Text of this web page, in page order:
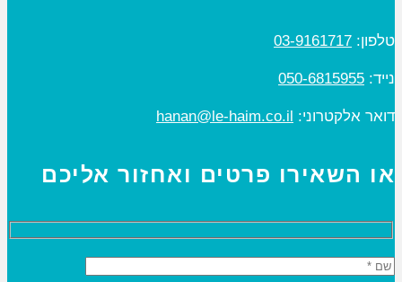
טלפון: 03-9161717
נייד: 050-6815955
דואר אלקטרוני: hanan@le-haim.co.il
או השאירו פרטים ואחזור אליכם